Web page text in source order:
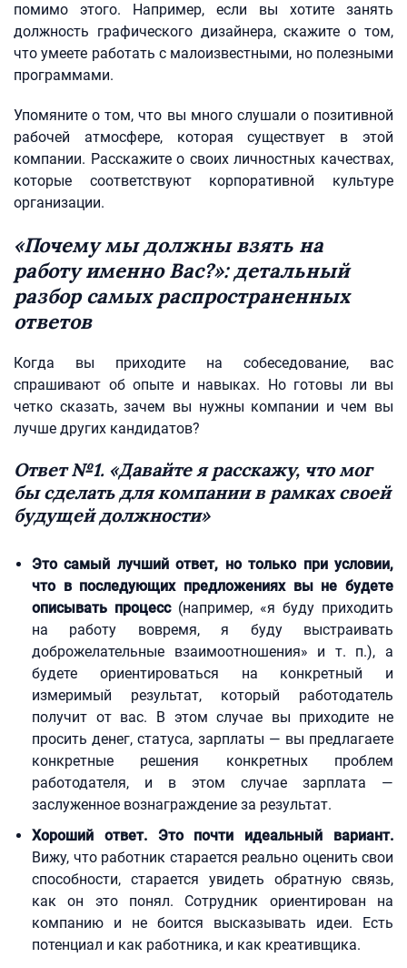
помимо этого. Например, если вы хотите занять
должность графического дизайнера, скажите о том,
что умеете работать с малоизвестными, но полезными
программами.
Упомяните о том, что вы много слушали о позитивной
рабочей атмосфере, которая существует в этой
компании. Расскажите о своих личностных качествах,
которые соответствуют корпоративной культуре
организации.
«Почему мы должны взять на
работу именно Вас?»: детальный
разбор самых распространенных
ответов
Когда вы приходите на собеседование, вас
спрашивают об опыте и навыках. Но готовы ли вы
четко сказать, зачем вы нужны компании и чем вы
лучше других кандидатов?
Ответ №1. «Давайте я расскажу, что мог
бы сделать для компании в рамках своей
будущей должности»
Это самый лучший ответ, но только при условии,
что в последующих предложениях вы не будете
описывать процесс(например, «я буду приходить
на работу вовремя, я буду выстраивать
доброжелательные взаимоотношения» и т. п.), а
будете ориентироваться на конкретный и
измеримый результат, который работодатель
получит от вас. В этом случае вы приходите не
просить денег, статуса, зарплаты — вы предлагаете
конкретные решения конкретных проблем
работодателя, и в этом случае зарплата —
заслуженное вознаграждение за результат.
Хороший ответ. Это почти идеальный вариант.
Вижу, что работник старается реально оценить свои
способности, старается увидеть обратную связь,
как он это понял. Сотрудник ориентирован на
компанию и не боится высказывать идеи. Есть
потенциал и как работника, и как креативщика.